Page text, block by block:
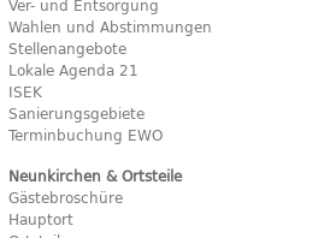
Ver- und Entsorgung
Wahlen und Abstimmungen
Stellenangebote
Lokale Agenda 21
ISEK
Sanierungsgebiete
Terminbuchung EWO
Neunkirchen & Ortsteile
Gästebroschüre
Hauptort